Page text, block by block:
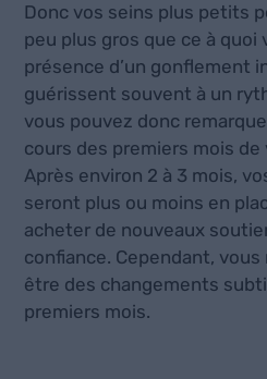
Donc vos seins plus petits
peu plus gros que ce à
présence d’un gonflement
guérissent souvent à un
vous pouvez donc
cours des premiers mois
Après environ 2 à 3 mois,
seront plus ou moins en
acheter de nouveaux
confiance. Cependant,
être des changements
premiers mois.